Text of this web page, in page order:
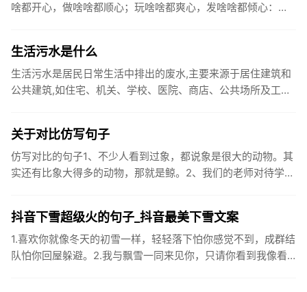
啥都开心，做啥啥都顺心；玩啥啥都爽心，发啥啥都倾心：祝
生活污水是什么
生活污水是居民日常生活中排出的废水,主要来源于居住建筑和
公共建筑,如住宅、机关、学校、医院、商店、公共场所及工业
关于对比仿写句子
仿写对比的句子1、不少人看到过象，都说象是很大的动物。其
实还有比象大得多的动物，那就是鲸。2、我们的老师对待学生
抖音下雪超级火的句子_抖音最美下雪文案
1.喜欢你就像冬天的初雪一样，轻轻落下怕你感觉不到，成群结
队怕你回屋躲避。2.我与飘雪一同来见你，只请你看到我像看